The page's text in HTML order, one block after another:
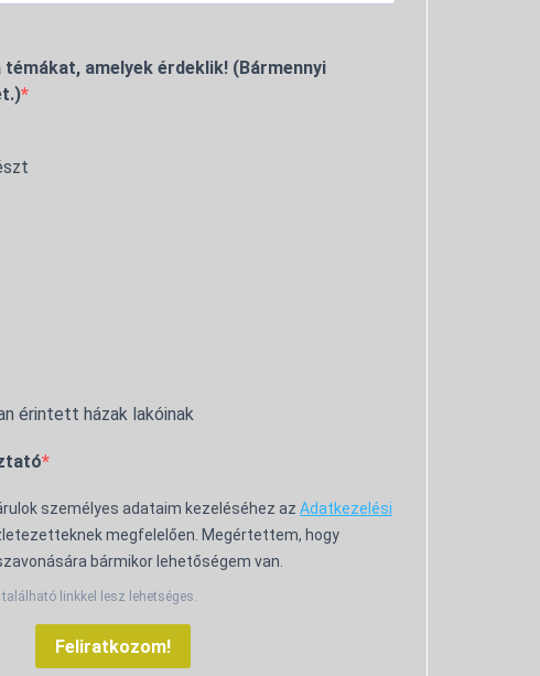
amelyek érdeklik! (Bármennyi
érintett házak lakóinak
személyes adataim kezeléséhez az Adatkezelési
megfelelően. Megértettem, hogy
bármikor lehetőségem van.
linkkel lesz lehetséges.
Feliratkozom!